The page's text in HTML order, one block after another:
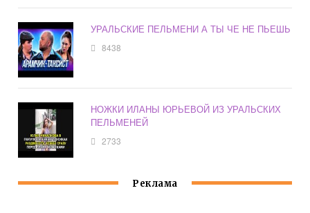
УРАЛЬСКИЕ ПЕЛЬМЕНИ А ТЫ ЧЕ НЕ ПЬЕШЬ
8438
НОЖКИ ИЛАНЫ ЮРЬЕВОЙ ИЗ УРАЛЬСКИХ
ПЕЛЬМЕНЕЙ
2733
Реклама